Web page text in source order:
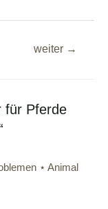
weiter →
für Pferde
⋆ Animal